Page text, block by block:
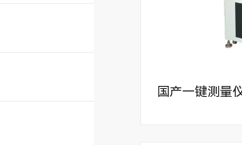
国产一键测量